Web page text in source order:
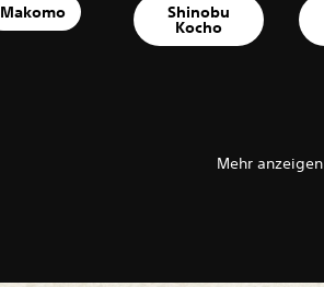
Makomo Shinobu
Kocho
Mehr anzeigen